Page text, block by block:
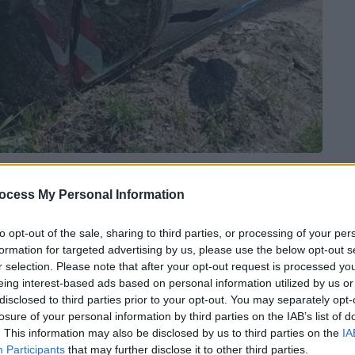
My Personal Information
opt-out of the sale, sharing to third parties, or processing of your
for targeted advertising by us, please use the below opt-out
selection. Please note that after your opt-out request is processed
interest-based ads based on personal information utilized by us
to third parties prior to your opt-out. You may separately
of your personal information by third parties on the IAB’s list of
This information may also be disclosed by us to third parties on the
Participants that may further disclose it to other third parties.
Παρασκευή στηΦθιώτιδα, όπου η κίνηση
πασχαλινής εξόδου.
δρόμο του Αγίου Κωνσταντίνου, κάτω από
μεταξύ τους με
όπως μεταδίδει το